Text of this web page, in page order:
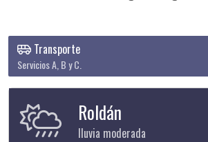
Transporte
Servicios A, B y C.
Roldán
lluvia moderada